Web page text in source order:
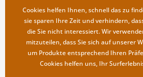
Rücksendung der Ware
Cookies helfen Ihnen, schnell das zu
sie sparen Ihre Zeit und verhindern,
die Sie nicht interessiert. Wir
mitzuteilen, dass Sie sich auf unserer
um Produkte entsprechend Ihren
Cookies helfen uns, Ihr